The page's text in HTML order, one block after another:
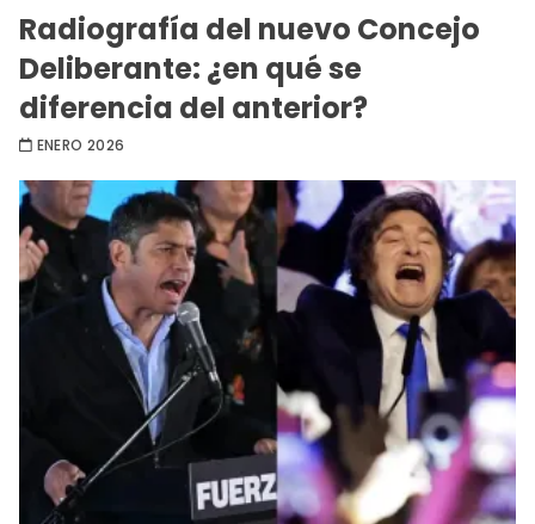
Radiografía del nuevo Concejo
Deliberante: ¿en qué se
diferencia del anterior?
ENERO 2026